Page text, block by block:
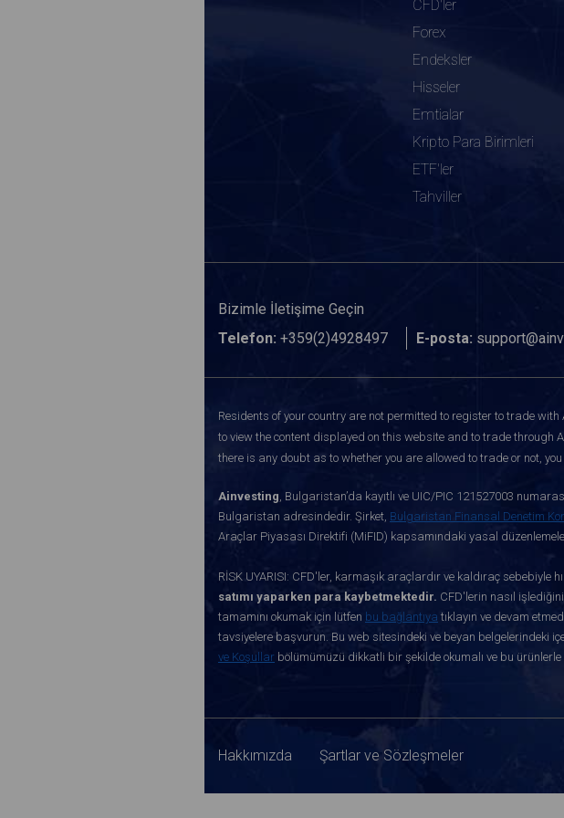
CFD'ler
Forex
Endeksler
Hisseler
Emtialar
Kripto Para Birimleri
ETF'ler
Tahviller
Bizimle İletişime Geçin
Telefon: +359(2)4928497 E-posta:
Residents of your country are not permitted to register to trade with
to view the content displayed on this website and to trade
there is any doubt as to whether you are allowed to trade or not,
Ainvesting, Bulgaristan’da kayıtlı ve UIC/PIC 121527003
Bulgaristan adresindedir. Şirket, Bulgaristan Finansal Denetim
Araçlar Piyasası Direktifi (MiFID) kapsamındaki yasal
RİSK UYARISI: CFD'ler, karmaşık araçlardır ve kaldıraç sebebiyle
satımı yaparken para kaybetmektedir. CFD'lerin nasıl
tamamını okumak için lütfen bu bağlantıya tıklayın ve devam
tavsiyelere başvurun. Bu web sitesindeki ve beyan belgelerindeki
ve Koşullar bölümümüzü dikkatli bir şekilde okumalı ve bu ürünlerle
Hakkımızda Şartlar ve Sözleşmeler